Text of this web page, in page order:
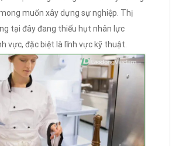
muốn xây dựng sự nghiệp. Thị
tại đây đang thiếu hụt nhân lực
vực, đặc biệt là lĩnh vực kỹ thuật.